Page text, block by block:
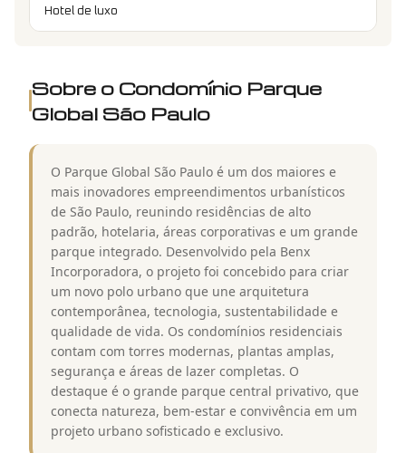
Hotel de luxo
Sobre o Condomínio Parque
Global São Paulo
O Parque Global São Paulo é um dos maiores e
mais inovadores empreendimentos urbanísticos
de São Paulo, reunindo residências de alto
padrão, hotelaria, áreas corporativas e um grande
parque integrado. Desenvolvido pela Benx
Incorporadora, o projeto foi concebido para criar
um novo polo urbano que une arquitetura
contemporânea, tecnologia, sustentabilidade e
qualidade de vida. Os condomínios residenciais
contam com torres modernas, plantas amplas,
segurança e áreas de lazer completas. O
destaque é o grande parque central privativo, que
conecta natureza, bem-estar e convivência em um
projeto urbano sofisticado e exclusivo.